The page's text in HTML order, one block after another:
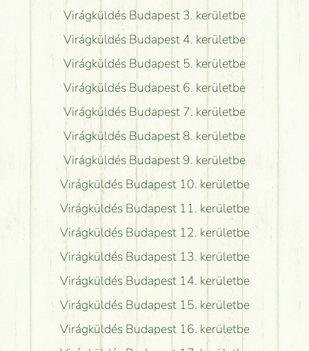
Virágküldés Budapest 3. kerületbe
Virágküldés Budapest 4. kerületbe
Virágküldés Budapest 5. kerületbe
Virágküldés Budapest 6. kerületbe
Virágküldés Budapest 7. kerületbe
Virágküldés Budapest 8. kerületbe
Virágküldés Budapest 9. kerületbe
Virágküldés Budapest 10. kerületbe
Virágküldés Budapest 11. kerületbe
Virágküldés Budapest 12. kerületbe
Virágküldés Budapest 13. kerületbe
Virágküldés Budapest 14. kerületbe
Virágküldés Budapest 15. kerületbe
Virágküldés Budapest 16. kerületbe